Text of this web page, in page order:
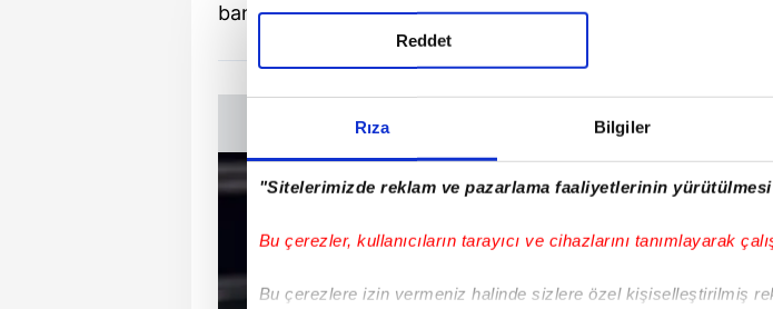
Rıza Bilgiler
"Sitelerimizde reklam ve pazarlama faaliyetlerinin yürütülmesi
Bu çerezler, kullanıcıların tarayıcı ve cihazlarını tanımlayarak
Bu çerezlere izin vermeniz halinde sizlere özel kişiselleştirilmiş
Reddet
bantta seyretti.